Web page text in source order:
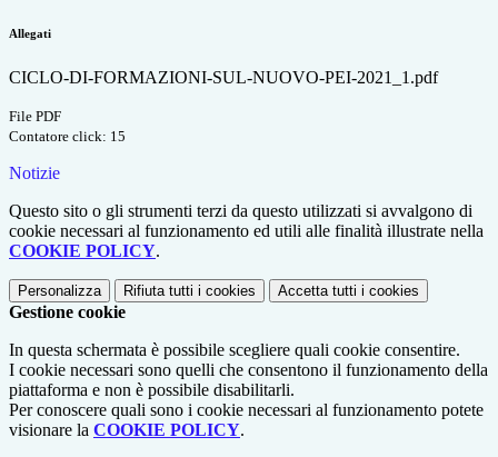
Allegati
CICLO-DI-FORMAZIONI-SUL-NUOVO-PEI-2021_1.pdf
File PDF
Contatore click: 15
Notizie
Questo sito o gli strumenti terzi da questo utilizzati si avvalgono di
cookie necessari al funzionamento ed utili alle finalità illustrate nella
COOKIE POLICY.
Personalizza Rifiuta tutti i cookies Accetta tutti i cookies
Gestione cookie
In questa schermata è possibile scegliere quali cookie consentire.
I cookie necessari sono quelli che consentono il funzionamento della
piattaforma e non è possibile disabilitarli.
Per conoscere quali sono i cookie necessari al funzionamento potete
visionare la COOKIE POLICY.